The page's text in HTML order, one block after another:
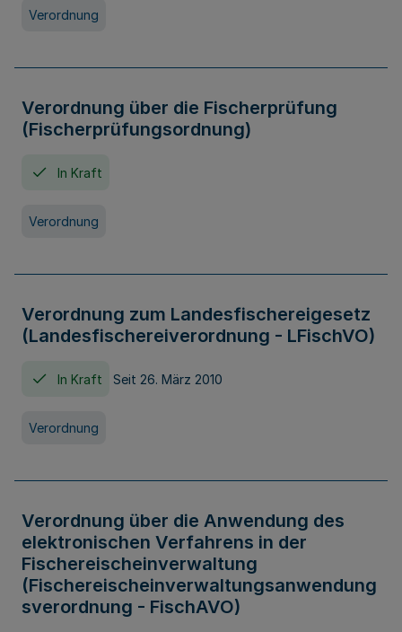
Verordnung
Verordnung über die Fischerprüfung
(Fischerprüfungsordnung)
In Kraft
Verordnung
Verordnung zum Landesfischereigesetz
(Landesfischereiverordnung - LFischVO)
In Kraft Seit 26. März 2010
Verordnung
Verordnung über die Anwendung des
elektronischen Verfahrens in der
Fischereischeinverwaltung
(Fischereischeinverwaltungsanwendung
sverordnung - FischAVO)